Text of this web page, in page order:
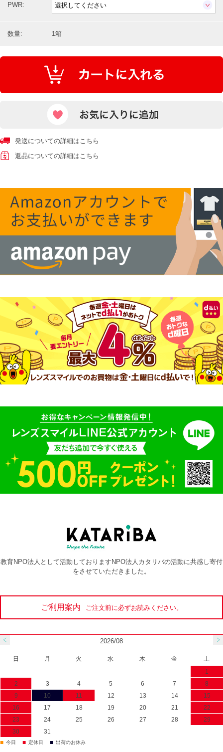
PWR:
数量: 1箱
発送についての詳細はこちら
返品についての詳細はこちら
教育NPO法人として活動しておりますNPO法人カタリバの活動に共感し寄付
をさせていただきました。
ご利用案内 ご注文前に必ずお読みください。
2026/08
日 月 火 水 木 金
土
1
2
3 4 5 6 7
8
9
10 11 12 13 14
15
16
17 18 19 20 21
22
23
24 25 26 27 28
29
30
31
■ 今日 ■ 定休日 ■ 出荷のお休み